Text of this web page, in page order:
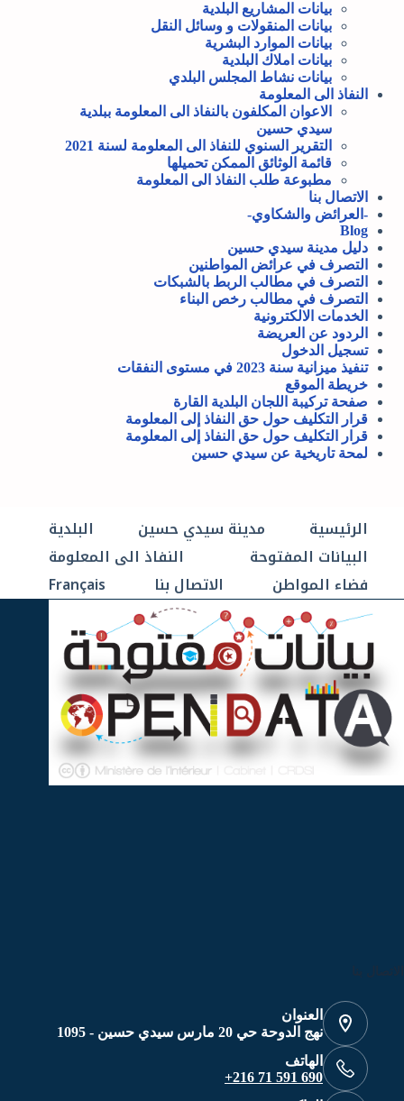
بيانات المشاريع البلدية
بيانات المنقولات و وسائل النقل
بيانات الموارد البشرية
بيانات املاك البلدية
بيانات نشاط المجلس البلدي
النفاذ الى المعلومة
الاعوان المكلفون بالنفاذ الى المعلومة ببلدية
سيدي حسين
التقرير السنوي للنفاذ الى المعلومة لسنة 2021
قائمة الوثائق الممكن تحميلها
مطبوعة طلب النفاذ الى المعلومة
الاتصال بنا
-العرائض والشكاوي-
Blog
دليل مدينة سيدي حسين
التصرف في عرائض المواطنين
التصرف في مطالب الربط بالشبكات
التصرف في مطالب رخص البناء
الخدمات الالكترونية
الردود عن العريضة
تسجيل الدخول
تنفيذ ميزانية سنة 2023 في مستوى النفقات
خريطة الموقع
صفحة تركيبة اللجان البلدية القارة
قرار التكليف حول حق النفاذ إلى المعلومة
قرار التكليف حول حق النفاذ إلى المعلومة
لمحة تاريخية عن سيدي حسين
الرئيسية مدينة سيدي حسين
البلدية
البيانات المفتوحة
النفاذ الى المعلومة
فضاء المواطن
الاتصال بنا Français
العنوان
نهج الدوحة حي 20 مارس سيدي حسين - 1095
الهاتف
690 591 71 216+